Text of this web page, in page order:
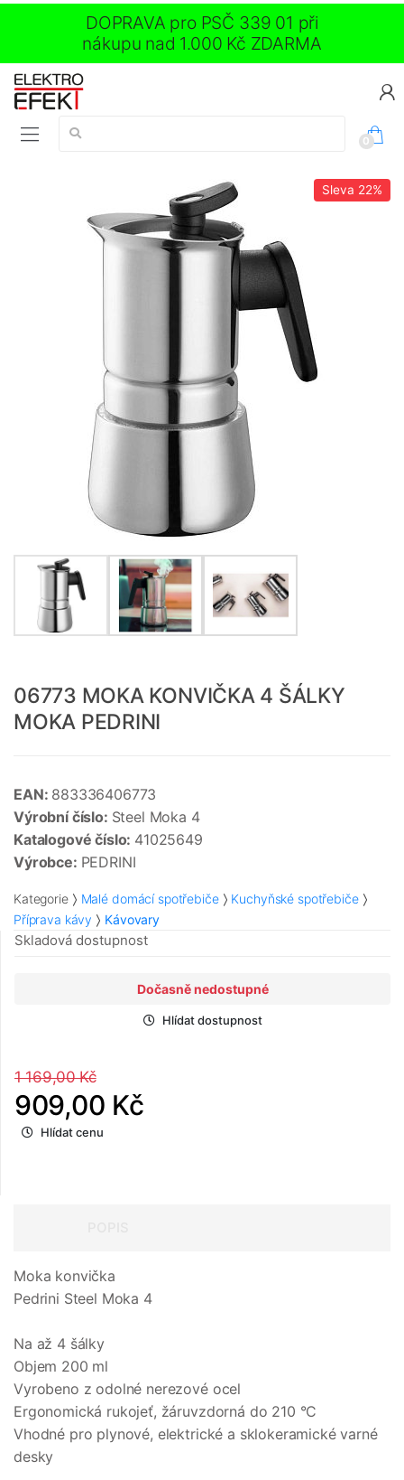
DOPRAVA pro PSČ 339 01 při
nákupu nad 1.000 Kč ZDARMA
Vyhledávání:
0
Sleva 22%
06773 MOKA KONVIČKA 4 ŠÁLKY
MOKA PEDRINI
EAN: 883336406773
Výrobní číslo: Steel Moka 4
Katalogové číslo: 41025649
Výrobce: PEDRINI
Kategorie Malé domácí spotřebiče
Kuchyňské spotřebiče
Příprava kávy
Kávovary
Skladová dostupnost
Dočasně nedostupné
Hlídat dostupnost
1 169,00 Kč
909,00 Kč
Hlídat cenu
Moka konvička
Pedrini Steel Moka 4
Na až 4 šálky
Objem 200 ml
Vyrobeno z odolné nerezové ocel
Ergonomická rukojeť, žáruvzdorná do 210 °C
Vhodné pro plynové, elektrické a sklokeramické varné
desky